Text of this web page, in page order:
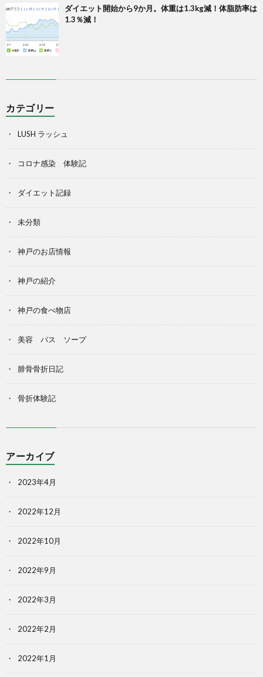
ダイエット開始から9か月。体重は1.3kg減！体脂肪率は
1.3％減！
カテゴリー
LUSH ラッシュ
コロナ感染 体験記
ダイエット記録
未分類
神戸のお店情報
神戸の紹介
神戸の食べ物店
美容 バス ソープ
腓骨骨折日記
骨折体験記
アーカイブ
2023年4月
2022年12月
2022年10月
2022年9月
2022年3月
2022年2月
2022年1月